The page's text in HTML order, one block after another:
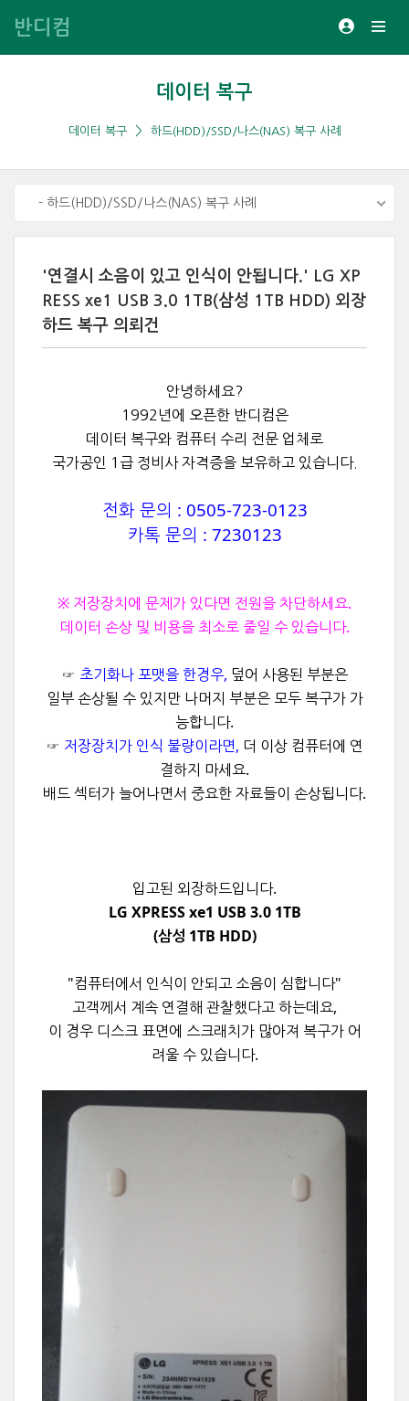
반디컴
데이터 복구
데이터 복구 하드(HDD)/SSD/나스(NAS) 복구 사례
- 하드(HDD)/SSD/나스(NAS) 복구 사례
'연결시 소음이 있고 인식이 안됩니다.' LG XP
RESS xe1 USB 3.0 1TB(삼성 1TB HDD) 외장
하드 복구 의뢰건
안녕하세요?
1992년에 오픈한 반디컴은
데이터 복구와 컴퓨터 수리 전문 업체로
국가공인 1급 정비사 자격증을 보유하고 있습니다.
전화 문의 : 0505-723-0123
카톡 문의 : 7230123
※ 저장장치에 문제가 있다면 전원을 차단하세요.
데이터 손상 및 비용을 최소로 줄일 수 있습니다.
☞ 초기화나 포맷을 한경우, 덮어 사용된 부분은
일부 손상될 수 있지만 나머지 부분은 모두 복구가 가
능합니다.
☞ 저장장치가 인식 불량이라면, 더 이상 컴퓨터에 연
결하지 마세요.
배드 섹터가 늘어나면서 중요한 자료들이 손상됩니다.
입고된 외장하드입니다.
LG XPRESS xe1 USB 3.0 1TB
(삼성 1TB HDD)
"컴퓨터에서 인식이 안되고 소음이 심합니다"
고객께서 계속 연결해 관찰했다고 하는데요,
이 경우 디스크 표면에 스크래치가 많아져 복구가 어
려울 수 있습니다.